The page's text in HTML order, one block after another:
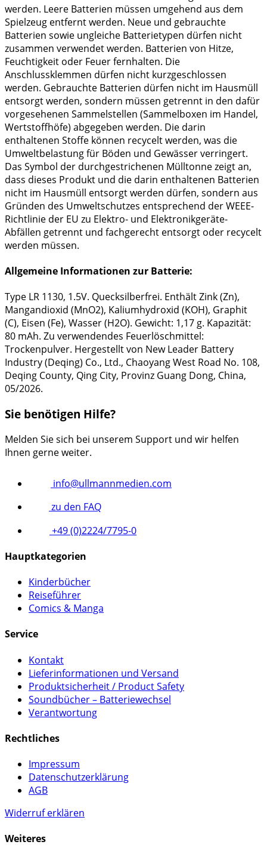
werden. Leere Batterien müssen umgehend aus dem
Spielzeug entfernt werden. Neue und gebrauchte
Batterien sowie ungleiche Batterietypen dürfen nicht
zusammen verwendet werden. Batterien von Hitze,
Feuchtigkeit oder Feuer fernhalten. Die
Anschlussklemmen dürfen nicht kurzgeschlossen
werden. Gebrauchte Batterien dürfen nicht im Hausmüll
entsorgt werden, sondern müssen getrennt in den dafür
vorgesehenen Sammelstellen (Sammelboxen im Handel,
Wertstoffhöfe) abgegeben werden. Die darin
enthaltenen Stoffe können recycelt werden, was die
Umweltbelastung für Böden und Gewässer verringert.
Das Symbol der durchgestrichenen Mülltonne zeigt an,
dass dieses Produkt und die darin enthaltenen Batterien
nicht im Hausmüll entsorgt werden dürfen, sondern aus
Gründen des Umweltschutzes entsprechend der WEEE-
Richtlinie der EU zu Elektro- und Elektronikgeräte-
Abfällen getrennt und fachgerecht entsorgt oder recycelt
werden müssen.
Allgemeine Informationen zur Batterie:
Type LR 1130, 1.5V. Quecksilberfrei. Enthält Zink (Zn),
Mangandioxid (MnO2), Kaliumhydroxid (KOH), Graphit
(C), Eisen (Fe), Wasser (H2O). Gewicht: 1,17 g. Kapazität:
80 mAh. Zu verwendendes Feuerlöschmittel:
Trockenpulver. Hergestellt von New Leader Battery
Industry (Deqing) Co., Ltd., Chaoyang West Road No. 108,
Deqing County, Qing City, Provinz Guang Dong, China,
05/2026.
Sie benötigen Hilfe?
Melden Sie sich bei unserem Support und wir helfen
Ihnen gerne weiter.
info@ullmannmedien.com
zu den FAQ
+49 (0)2224/7795-0
Hauptkategorien
Kinderbücher
Reiseführer
Comics & Manga
Service
Kontakt
Lieferinformationen und Versand
Produktsicherheit / Product Safety
Soundbücher – Batteriewechsel
Verantwortung
Rechtliches
Impressum
Datenschutzerklärung
AGB
Widerruf erklären
Weiteres